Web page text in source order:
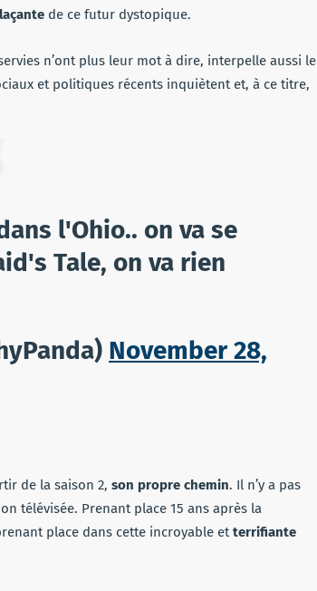
de ce futur dystopique.
n’ont plus leur mot à dire, interpelle aussi le
et politiques récents inquiètent et, à ce titre,
l'Ohio.. on va se
Tale, on va rien
November 28,
de la saison 2, son propre chemin. Il n’y a pas
télévisée. Prenant place 15 ans après la
place dans cette incroyable et terrifiante